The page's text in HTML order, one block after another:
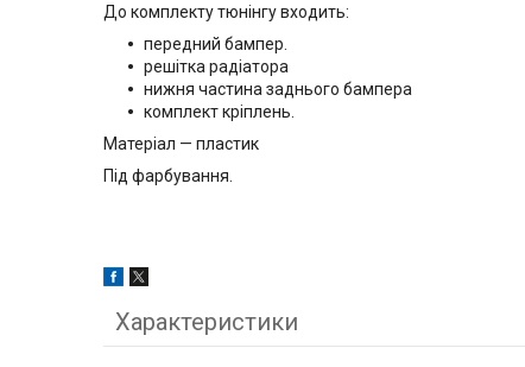
До комплекту тюнінгу входить:
передний бампер.
решітка радіатора
нижня частина заднього бампера
комплект кріплень.
Матеріал — пластик
Під фарбування.
Характеристики